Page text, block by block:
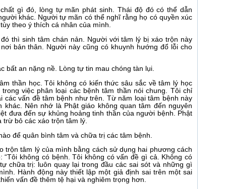
gì đó, lòng tự mãn phát sinh. Thái độ đó có thể dẫn
khác. Người tự mãn có thể nghĩ rằng họ có quyền xúc
theo ý thích cá nhân của mình.
thì sinh tâm chán nản. Người với tâm lý bị xáo trộn này
bản thân. Người này cũng có khuynh hướng đổ lỗi cho
bất an nặng nề. Lòng tự tin mau chóng tàn lụi.
thần học. Tôi không có kiến thức sâu sắc về tâm lý học
việc phân loại các bệnh tâm thần nói chung. Tôi chỉ
các vấn đề tâm bệnh như trên. Từ năm loại tâm bệnh này
Nên nhớ là Phật giáo không quan tâm đến nguyên
đưa đến sự khủng hoảng tinh thần của người bệnh. Phật
trừ bỏ các xáo trộn tâm lý.
để quân bình tâm và chữa trị các tâm bệnh.
trộn tâm lý của mình bằng cách sử dụng hai phương cách
không có bệnh. Tôi không có vấn đề gì cả. Không có
chữa trị: luôn quay lại trong đầu các sai sót và những gì
Hành động này thiết lập một giả định sai trên một sai
vấn đề thêm tệ hại và nghiêm trọng hơn.